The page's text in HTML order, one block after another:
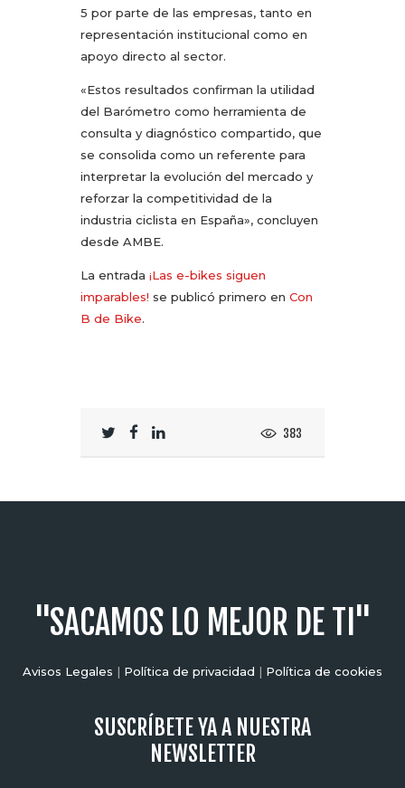
5 por parte de las empresas, tanto en
representación institucional como en
apoyo directo al sector.
«Estos resultados confirman la utilidad
del Barómetro como herramienta de
consulta y diagnóstico compartido, que
se consolida como un referente para
interpretar la evolución del mercado y
reforzar la competitividad de la
industria ciclista en España», concluyen
desde AMBE.
La entrada ¡Las e-bikes siguen
imparables! se publicó primero en Con
B de Bike.
383
"SACAMOS LO MEJOR DE TI"
Avisos Legales | Política de privacidad | Política de cookies
SUSCRÍBETE YA A NUESTRA
NEWSLETTER